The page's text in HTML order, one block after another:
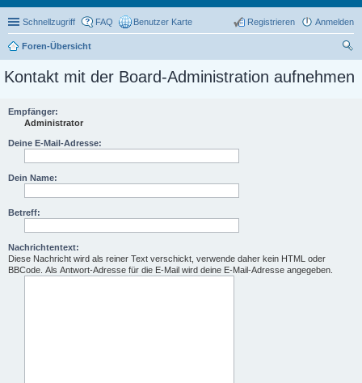
Schnellzugriff FAQ Benutzer Karte Anmelden
Registrieren
Foren-Übersicht
he
Kontakt mit der Board-Administration aufnehmen
Empfänger:
Administrator
Deine E-Mail-Adresse:
Dein Name:
Betreff:
Nachrichtentext:
Diese Nachricht wird als reiner Text verschickt, verwende daher kein HTML oder
BBCode. Als Antwort-Adresse für die E-Mail wird deine E-Mail-Adresse angegeben.